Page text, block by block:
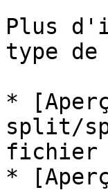
Plus
type de
*
split/
fichier
*